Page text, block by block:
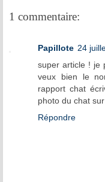
1 commentaire:
Papillote 24
super article ! je
veux bien le
rapport chat
photo du chat
Répondre